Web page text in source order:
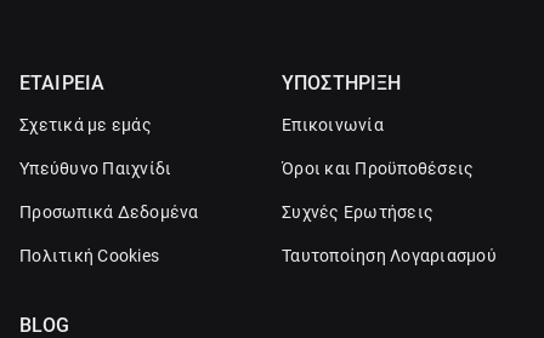
ΕΤΑΙΡΕΙΑ
Σχετικά με εμάς
Υπεύθυνο Παιχνίδι
Προσωπικά Δεδομένα
Πολιτική Cookies
ΥΠΟΣΤΗΡΙΞΗ
Επικοινωνία
Όροι και Προϋποθέσεις
Συχνές Ερωτήσεις
Ταυτοποίηση Λογαριασμού
BLOG